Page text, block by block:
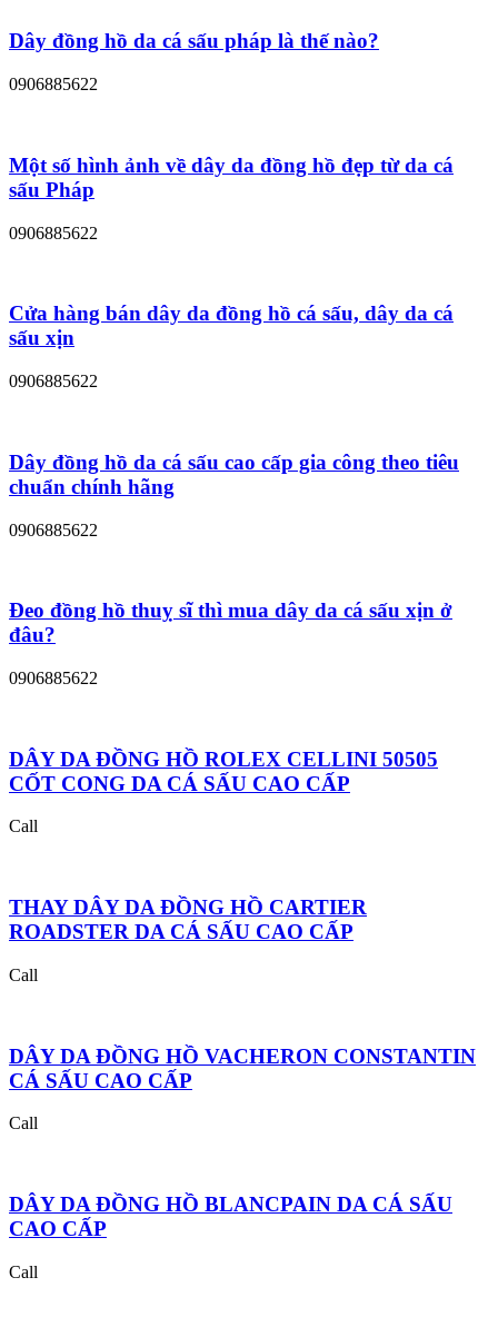
Dây đồng hồ da cá sấu pháp là thế nào?
0906885622
Một số hình ảnh về dây da đồng hồ đẹp từ da cá
sấu Pháp
0906885622
Cửa hàng bán dây da đồng hồ cá sấu, dây da cá
sấu xịn
0906885622
Dây đồng hồ da cá sấu cao cấp gia công theo tiêu
chuẩn chính hãng
0906885622
Đeo đồng hồ thuỵ sĩ thì mua dây da cá sấu xịn ở
đâu?
0906885622
DÂY DA ĐỒNG HỒ ROLEX CELLINI 50505
CỐT CONG DA CÁ SẤU CAO CẤP
Call
THAY DÂY DA ĐỒNG HỒ CARTIER
ROADSTER DA CÁ SẤU CAO CẤP
Call
DÂY DA ĐỒNG HỒ VACHERON CONSTANTIN
CÁ SẤU CAO CẤP
Call
DÂY DA ĐỒNG HỒ BLANCPAIN DA CÁ SẤU
CAO CẤP
Call